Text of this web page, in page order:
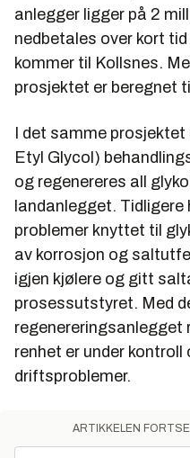
anlegger ligger på 2
nedbetales over kort
kommer til Kollsnes.
prosjektet er beregnet
I det samme
Etyl Glycol)
og regenereres all
landanlegget.
problemer knyttet til
av korrosjon og
igjen kjølere og gitt
prosessutstyret. Med
regenereringsanlegget
renhet er under
driftsproblemer.
ARTIKKELEN